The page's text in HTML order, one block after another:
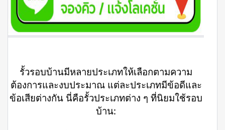
รั้วรอบบ้านมีหลายประเภทให้เลือกตามความ
ต้องการและงบประมาณ แต่ละประเภทมีข้อดีและ
ข้อเสียต่างกัน นี่คือรั้วประเภทต่าง ๆ ที่นิยมใช้รอบ
บ้าน: